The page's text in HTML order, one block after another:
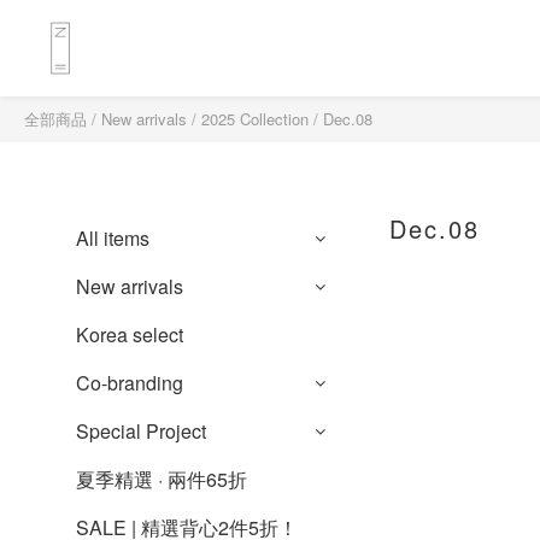
全部商品 / New arrivals / 2025 Collection / Dec.08
All items
New arrivals
Korea select
Co-branding
Special Project
夏季精選 · 兩件65折
SALE | 精選背心2件5折！
Dec.08